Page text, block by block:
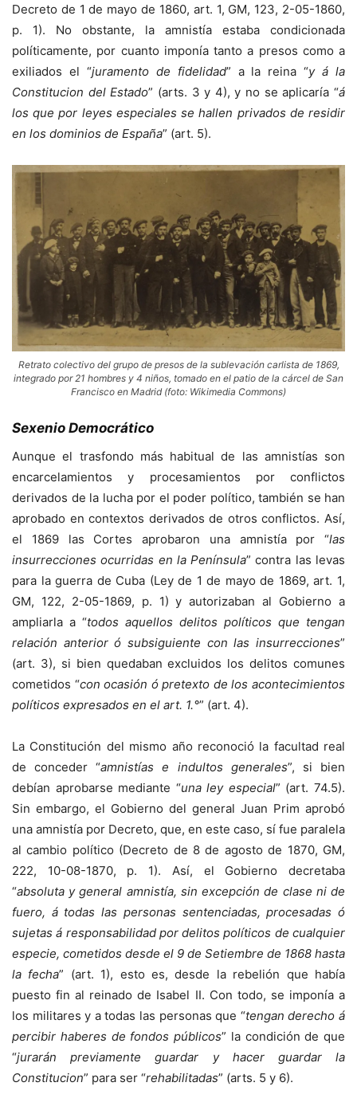
Decreto de 1 de mayo de 1860, art. 1, GM, 123, 2-05-1860,
p. 1). No obstante, la amnistía estaba condicionada
políticamente, por cuanto imponía tanto a presos como a
exiliados el “juramento de fidelidad” a la reina “y á la
Constitucion del Estado” (arts. 3 y 4), y no se aplicaría “á
los que por leyes especiales se hallen privados de residir
en los dominios de España” (art. 5).
Retrato colectivo del grupo de presos de la sublevación carlista de 1869,
integrado por 21 hombres y 4 niños, tomado en el patio de la cárcel de San
Francisco en Madrid (foto: Wikimedia Commons)
Sexenio Democrático
Aunque el trasfondo más habitual de las amnistías son
encarcelamientos y procesamientos por conflictos
derivados de la lucha por el poder político, también se han
aprobado en contextos derivados de otros conflictos. Así,
el 1869 las Cortes aprobaron una amnistía por “las
insurrecciones ocurridas en la Península” contra las levas
para la guerra de Cuba (Ley de 1 de mayo de 1869, art. 1,
GM, 122, 2-05-1869, p. 1) y autorizaban al Gobierno a
ampliarla a “todos aquellos delitos políticos que tengan
relación anterior ó subsiguiente con las insurrecciones”
(art. 3), si bien quedaban excluidos los delitos comunes
cometidos “con ocasión ó pretexto de los acontecimientos
políticos expresados en el art. 1.°” (art. 4).
La Constitución del mismo año reconoció la facultad real
de conceder “amnistías e indultos generales”, si bien
debían aprobarse mediante “una ley especial” (art. 74.5).
Sin embargo, el Gobierno del general Juan Prim aprobó
una amnistía por Decreto, que, en este caso, sí fue paralela
al cambio político (Decreto de 8 de agosto de 1870, GM,
222, 10-08-1870, p. 1). Así, el Gobierno decretaba
“absoluta y general amnistía, sin excepción de clase ni de
fuero, á todas las personas sentenciadas, procesadas ó
sujetas á responsabilidad por delitos políticos de cualquier
especie, cometidos desde el 9 de Setiembre de 1868 hasta
la fecha” (art. 1), esto es, desde la rebelión que había
puesto fin al reinado de Isabel II. Con todo, se imponía a
los militares y a todas las personas que “tengan derecho á
percibir haberes de fondos públicos” la condición de que
“jurarán previamente guardar y hacer guardar la
Constitucion” para ser “rehabilitadas” (arts. 5 y 6).